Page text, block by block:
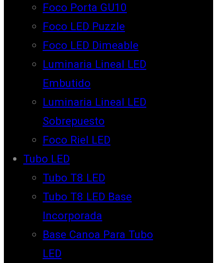
Foco Porta GU10
Foco LED Puzzle
Foco LED Dimeable
Luminaria Lineal LED
Embutido
Luminaria Lineal LED
Sobrepuesto
Foco Riel LED
Tubo LED
Tubo T8 LED
Tubo T8 LED Base
Incorporada
Base Canoa Para Tubo
LED